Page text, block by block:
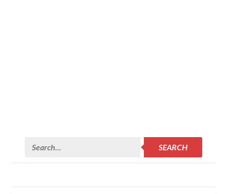
SEARCH